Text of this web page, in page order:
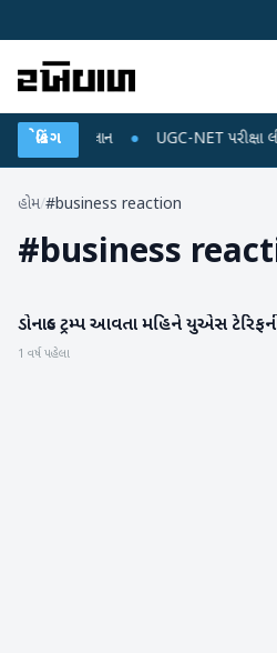
બ્રેકિંગ
અને ડેટા પ્લાન ● UGC-NET પરીક્ષા
હોમ/#business reaction
#business
આંતરરાષ્ટ્રીય
ડોનાલ્ડ ટ્રમ્પ આવતા મહિને યુએસ
1 વર્ષ પહેલા